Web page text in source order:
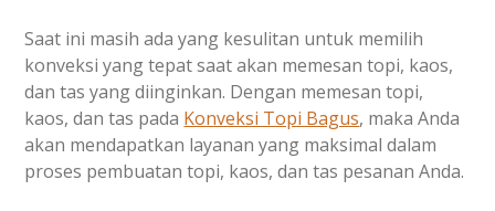
Saat ini masih ada yang kesulitan untuk memilih
konveksi yang tepat saat akan memesan topi, kaos,
dan tas yang diinginkan. Dengan memesan topi,
kaos, dan tas pada Konveksi Topi Bagus, maka Anda
akan mendapatkan layanan yang maksimal dalam
proses pembuatan topi, kaos, dan tas pesanan Anda.